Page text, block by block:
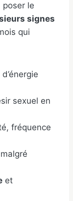
le
signes
qui
sexuel en
fréquence
malgré
et